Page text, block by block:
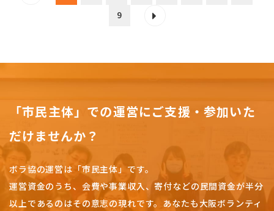
9
「市民主体」での運営にご支援・参加いた
だけませんか？
ボラ協の運営は「市民主体」です。
運営資金のうち、会費や事業収入、寄付などの民間資金が半分
以上であるのはその意志の現れです。 あなたも大阪ボランティ